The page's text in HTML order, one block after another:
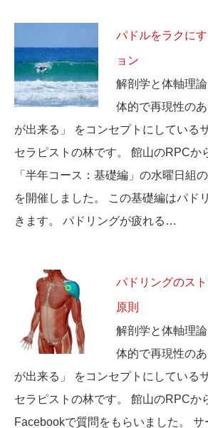
パドルをラクに
ョン
解剖学と体軸理
体的で再現性の
が出来る」 をコンセプトにしている
セラピストの林です。 館山のRPCか
「半年コース：基礎編」の水曜日組
を開催しました。 この基礎編はパド
きます。 パドリングが疲れる…
パドリングのス
原則
解剖学と体軸理
体的で再現性の
が出来る」 をコンセプトにしている
セラピストの林です。 館山のRPCか
Facebookで質問をもらいました。